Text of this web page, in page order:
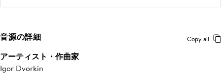
音源の詳細 Copy all
アーティスト・作曲家
Igor Dvorkin